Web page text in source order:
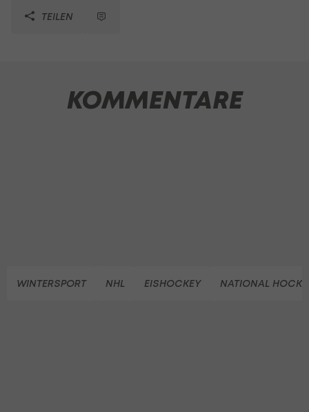
TEILEN
KOMMENTARE
WINTERSPORT NHL EISHOCKEY NATIONAL